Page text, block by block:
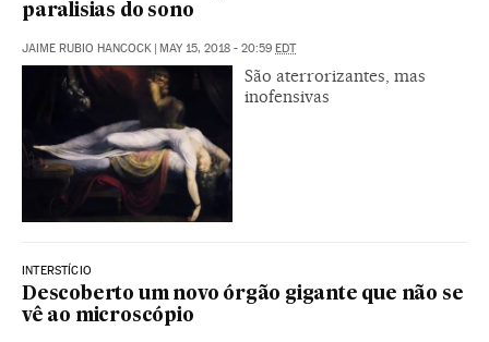
paralisias do sono
JAIME RUBIO HANCOCK | MAY 15, 2018 - 20:59 EDT
São aterrorizantes, mas
inofensivas
INTERSTÍCIO
Descoberto um novo órgão gigante que não se
vê ao microscópio